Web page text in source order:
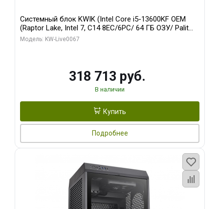
Системный блок KWIK (Intel Core i5-13600KF OEM
(Raptor Lake, Intel 7, C14 8EC/6PC/ 64 ГБ ОЗУ/ Palit
RTX5080 GAMINGPRO OC 16GB GDDR7 256bit 3xDP
Модель: KW-Live0067
318 713 руб.
В наличии
Купить
Подробнее